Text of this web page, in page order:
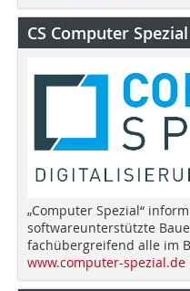
CS Computer Spezial
„Computer Spezial“
softwareunterstützte
fachübergreifend alle im
www.computer-spezial.de